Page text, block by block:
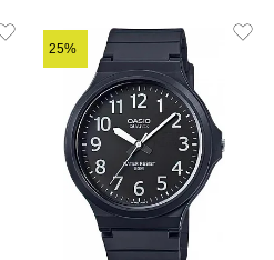
25%